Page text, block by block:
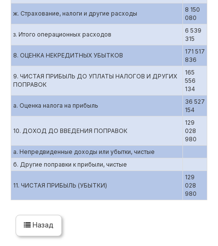
ж. Страхование, налоги и другие расходы
8 150
080
з. Итого операционных расходов
6 539
315
8. ОЦЕНКА НЕКРЕДИТНЫХ УБЫТКОВ
171 517
836
9. ЧИСТАЯ ПРИБЫЛЬ ДО УПЛАТЫ НАЛОГОВ И ДРУГИХ
ПОПРАВОК
165
556
134
а. Оценка налога на прибыль
36 527
154
10. ДОХОД ДО ВВЕДЕНИЯ ПОПРАВОК
129
028
980
а. Непредвиденные доходы или убытки, чистые
б. Другие поправки к прибыли, чистые
11. ЧИСТАЯ ПРИБЫЛЬ (УБЫТКИ)
129
028
980
Назад